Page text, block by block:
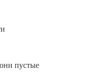
пустые